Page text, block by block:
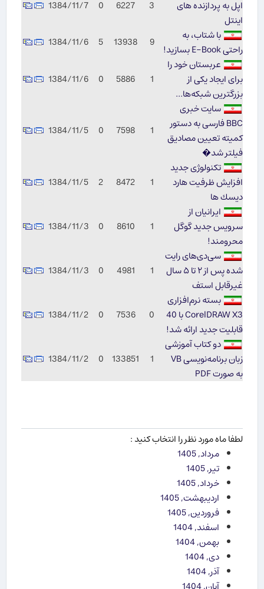
اپل به پردازنده های
اینتل
3
6227
0
1384/11/7
با شتاب، به
راحتی E-Book بسازید!
9
13938
5
1384/11/6
عربستان خود را
برای ایجاد یکی از
بزرگترین شبکه‌ها...
1
5886
0
1384/11/6
سایت خبری
BBC فارسی به دستور
كمیته تعیین مصادیق
فیلتر شد�
1
7598
0
1384/11/5
تكنولوژی جدید
افزایش ظرفیت هارد
دیسك ها
1
8472
2
1384/11/5
ایرانیان از
سرویس جدید گوگل
محرومند!
1
8610
0
1384/11/3
سی‌دی‌های رایت
شده پس از ‪ ۲‬تا ‪ ۵‬سال
غیرقابل استف
1
4981
0
1384/11/3
بسته نرم‌افزاری
CorelDRAW X3 با 40
قابلیت جدید ارائه شد!
0
7536
0
1384/11/2
دو كتاب آموزشی
زبان برنامه‌نویسی VB
به صورت PDF
1
133851
0
1384/11/2
لطفا ماه مورد نظر را انتخاب کنید :
مرداد, 1405
تیر, 1405
خرداد, 1405
اردیبهشت, 1405
فروردین, 1405
اسفند, 1404
بهمن, 1404
دی, 1404
آذر, 1404